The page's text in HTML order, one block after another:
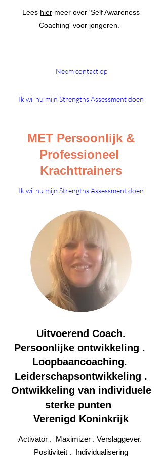
Lees hier meer over 'Self Awareness
Coaching' voor jongeren.
Neem contact op
Ik wil nu mijn Strengths Assessment doen
MET Persoonlijk &
Professioneel
Krachttrainers
Ik wil nu mijn Strengths Assessment doen
Uitvoerend Coach.
Persoonlijke ontwikkeling .
Loopbaancoaching.
Leiderschapsontwikkeling .
Ontwikkeling van individuele
sterke punten
Verenigd Koninkrijk
Activator . Maximizer . Verslaggever.
Positiviteit . Individualisering